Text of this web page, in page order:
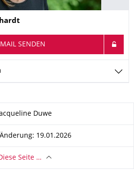
MAIL SENDEN
Duwe
19.01.2026
Seite …